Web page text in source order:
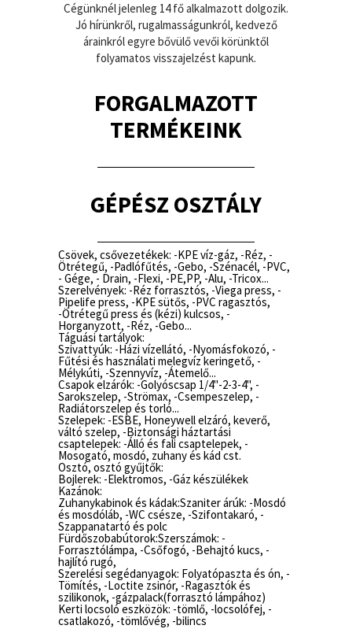
Cégünknél jelenleg 14 fő alkalmazott dolgozik.
Jó hírünkről, rugalmasságunkról, kedvező
árainkról egyre bővülő vevői körünktől
folyamatos visszajelzést kapunk.
FORGALMAZOTT
TERMÉKEINK
GÉPÉSZ OSZTÁLY
Csövek, csővezetékek: -KPE víz-gáz, -Réz, -
Ötrétegű, -Padlófűtés, -Gebo, -Szénacél, -PVC,
- Gége, - Drain, -Flexi, -PE,PP, -Alu, -Tricox...
Szerelvények: -Réz forrasztós, -Viega press, -
Pipelife press, -KPE sütős, -PVC ragasztós,
-Ötrétegű press és (kézi) kulcsos, -
Horganyzott, -Réz, -Gebo...
Táguási tartályok:
Szivattyúk: -Házi vízellátó, -Nyomásfokozó, -
Fűtési és használati melegvíz keringető, -
Mélykúti, -Szennyvíz, -Átemelő...
Csapok elzárók: -Golyóscsap 1/4"-2-3-4", -
Sarokszelep, -Strömax, -Csempeszelep, -
Radiátorszelep és torló...
Szelepek: -ESBE, Honeywell elzáró, keverő,
váltó szelep, -Biztonsági háztartási
csaptelepek: -Álló és fali csaptelepek, -
Mosogató, mosdó, zuhany és kád cst.
Osztó, osztó gyűjtők:
Bojlerek: -Elektromos, -Gáz készülékek
Kazánok:
Zuhanykabinok és kádak:Szaniter árúk: -Mosdó
és mosdóláb, -WC csésze, -Szifontakaró, -
Szappanatartó és polc
Fürdőszobabútorok:Szerszámok: -
Forrasztólámpa, -Csőfogó, -Behajtó kucs, -
hajlító rugó,
Szerelési segédanyagok: Folyatópaszta és ón, -
Tömítés, -Loctite zsinór, -Ragasztók és
szilikonok, -gázpalack(forrasztó lámpához)
Kerti locsoló eszközök: -tömlő, -locsolófej, -
csatlakozó, -tömlővég, -bilincs